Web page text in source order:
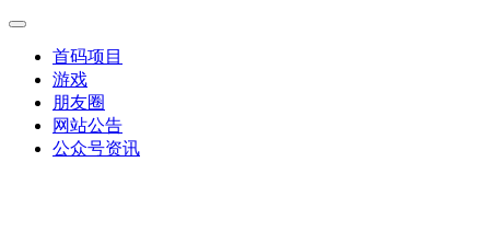
首码项目
游戏
朋友圈
网站公告
公众号资讯